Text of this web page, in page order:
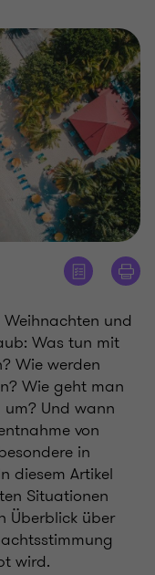
und
Was tun mit
Wie werden
Wie geht man
Und wann
von
in
diesem Artikel
Situationen
Überblick über
wird.